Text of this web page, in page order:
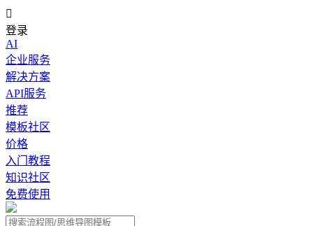

登录
AI
企业服务
解决方案
API服务
推荐
模板社区
价格
入门教程
知识社区
免费使用